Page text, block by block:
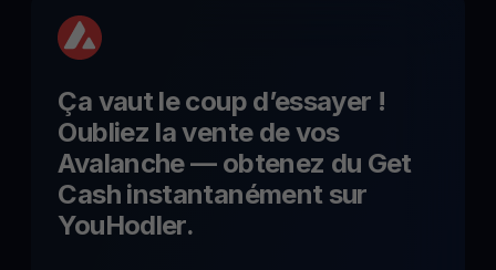
Ça vaut le coup d’essayer !
Oubliez la vente de vos
Avalanche— obtenez du Get
Cash instantanément sur
YouHodler.